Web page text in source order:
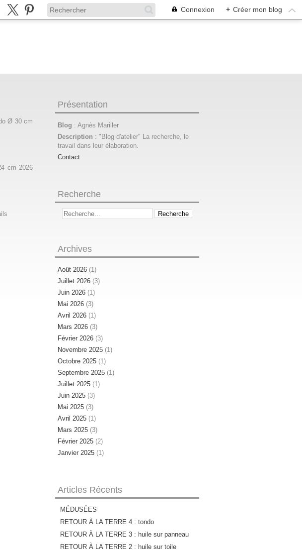
Connexion + Créer mon blog
Ø 30 cm
cm 2026
Présentation
Blog : Agnès Mariller
Description : "Blog d'atelier" La recherche, le
travail dans leur élaboration.
Contact
Recherche
Archives
Août 2026 (1)
Juillet 2026 (3)
Juin 2026 (1)
Mai 2026 (3)
Avril 2026 (1)
Mars 2026 (3)
Février 2026 (3)
Novembre 2025 (1)
Octobre 2025 (1)
Septembre 2025 (1)
Juillet 2025 (1)
Juin 2025 (3)
Mai 2025 (3)
Avril 2025 (1)
Mars 2025 (3)
Février 2025 (2)
Janvier 2025 (1)
Articles Récents
MÉDUSÉES
RETOUR À LA TERRE 4 : tondo
RETOUR À LA TERRE 3 : huile sur panneau
RETOUR À LA TERRE 2 : huile sur toile